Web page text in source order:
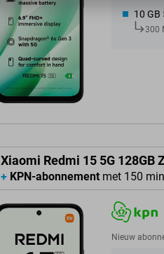
10 GB
300
Xiaomi Redmi 15 5G 128GB
+ KPN-abonnement met 150
Nieuw